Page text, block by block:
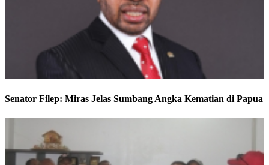
Senator Filep: Miras Jelas Sumbang Angka Kematian di Papua